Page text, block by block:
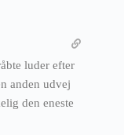
luder efter
anden udvej
den eneste